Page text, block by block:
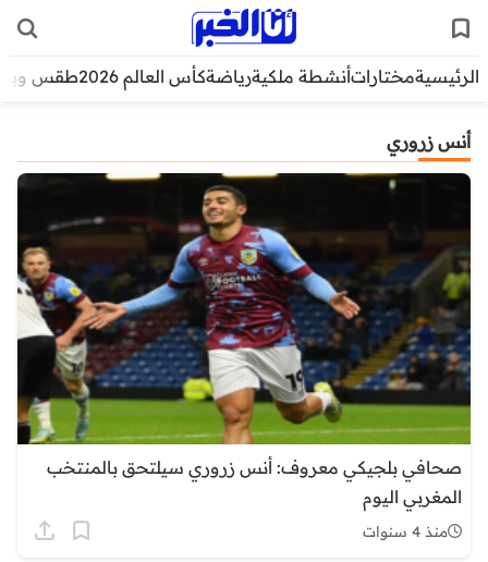
الرئيسيةمختاراتأنشطة ملكيةرياضةكأس العالم 2026 طقس
أنس زروري
صحافي بلجيكي معروف: أنس زروري سيلتحق بالمنتخب
المغربي اليوم
منذ 4 سنوات